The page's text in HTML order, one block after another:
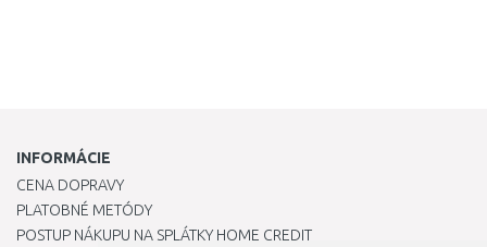
INFORMÁCIE
CENA DOPRAVY
PLATOBNÉ METÓDY
POSTUP NÁKUPU NA SPLÁTKY HOME CREDIT